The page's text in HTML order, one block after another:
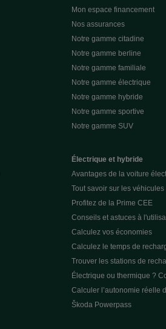
Mon espace financement
Nos assurances
Notre gamme citadine
Notre gamme berline
Notre gamme familiale
Notre gamme électrique
Notre gamme hybride
Notre gamme sportive
Notre gamme SUV
Électrique et hybride
Avantages de la voiture
Tout savoir sur les véhicules
Profitez de la Prime CEE
Conseils et astuces à
Calculez vos économies
Calculez le temps de
Trouver les stations de
Électrique ou thermique ?
Calculer l’autonomie réelle
Škoda Powerpass